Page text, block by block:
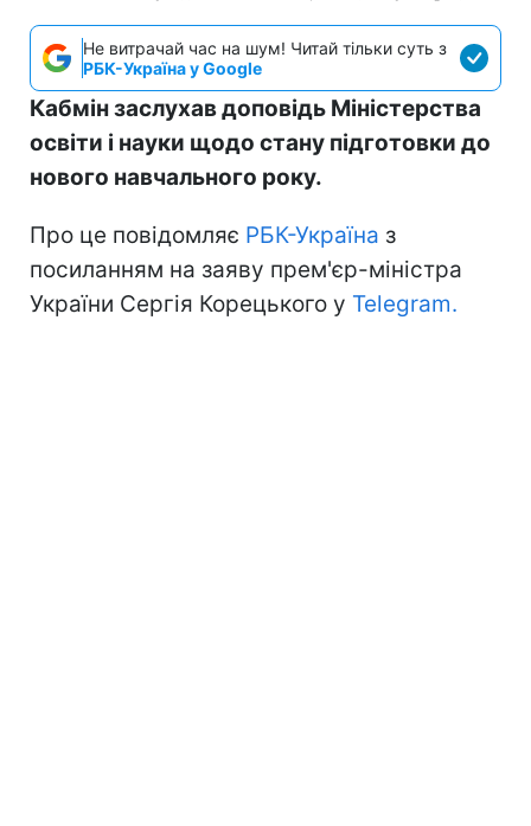
Не витрачай час на шум! Читай тільки суть з
РБК-Україна у Google
Кабмін заслухав доповідь Міністерства
освіти і науки щодо стану підготовки до
нового навчального року.
Про це повідомляє РБК-Україна з
посиланням на заяву прем'єр-міністра
України Сергія Корецького у Telegram.